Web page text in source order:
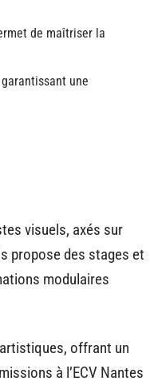
de maîtriser la
une
visuels, axés sur
propose des stages et
modulaires
offrant un
à l’ECV Nantes